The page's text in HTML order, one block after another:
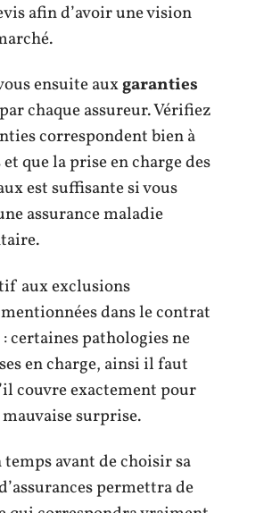
afin d’avoir une vision
ensuite auxgaranties
par chaque assureur. Vérifiez
correspondent bien à
que la prise en charge des
est suffisante si vous
assurance maladie
aux exclusions
dans le contrat
: certaines pathologies ne
en charge, ainsi il faut
couvre exactement pour
surprise.
temps avant de choisir sa
permettra de